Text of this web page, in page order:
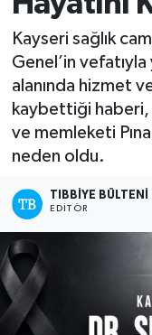
Kayseri sağlık
Genel’in
alanında hizmet
kaybettiği haberi,
ve memleketi
neden oldu.
TIBBIYE BÜLTENI
EDITÖR
Mevzuat